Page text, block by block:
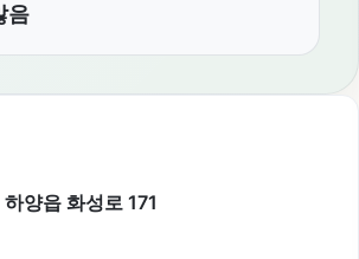
음
양읍 화성로 171